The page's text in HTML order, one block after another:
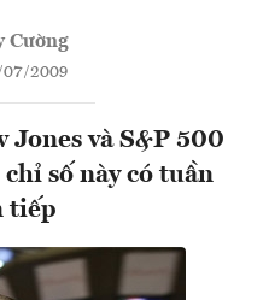
Cường
07/2009
Jones và S&P 500
số này có tuần
tiếp